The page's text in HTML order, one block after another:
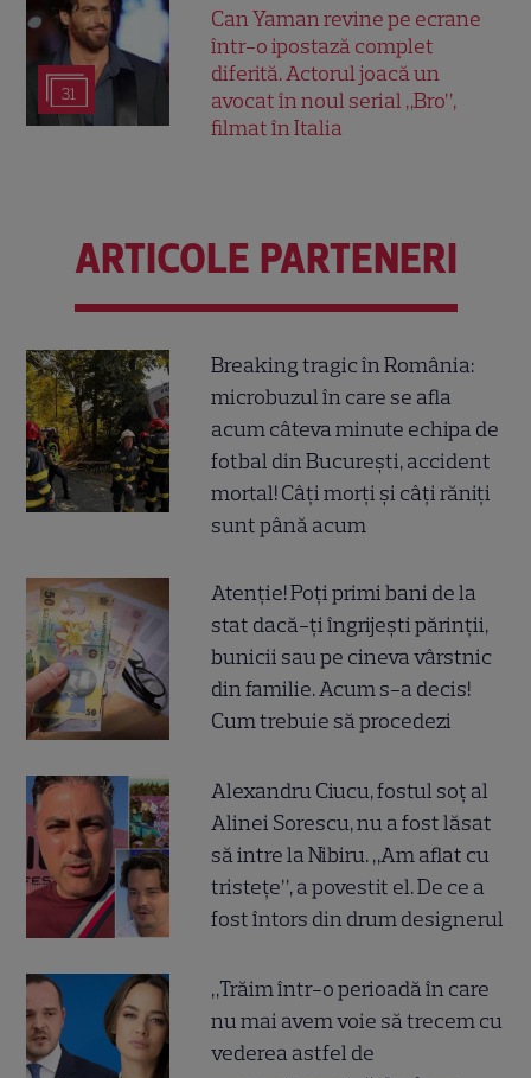
31
Can Yaman revine pe ecrane
într-o ipostază complet
diferită. Actorul joacă un
avocat în noul serial „Bro”,
filmat în Italia
ARTICOLE PARTENERI
Breaking tragic în România:
microbuzul în care se afla
acum câteva minute echipa de
fotbal din București, accident
mortal! Câți morți și câți răniți
sunt până acum
Atenție! Poți primi bani de la
stat dacă-ți îngrijești părinții,
bunicii sau pe cineva vârstnic
din familie. Acum s-a decis!
Cum trebuie să procedezi
Alexandru Ciucu, fostul soț al
Alinei Sorescu, nu a fost lăsat
să intre la Nibiru. „Am aflat cu
tristețe”, a povestit el. De ce a
fost întors din drum designerul
„Trăim într-o perioadă în care
nu mai avem voie să trecem cu
vederea astfel de